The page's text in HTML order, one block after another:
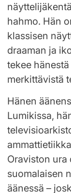
hahmo. Hän
klassisen
draaman ja
tekee
merkittävistä
Hänen
Lumikissa,
Oraviston ura
suomalaisen
äänessä –